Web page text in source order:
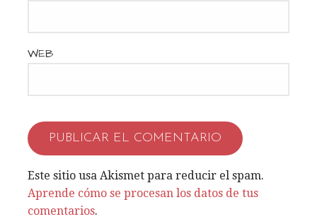
WEB
Este sitio usa Akismet para reducir el spam.
Aprende cómo se procesan los datos de tus
comentarios.